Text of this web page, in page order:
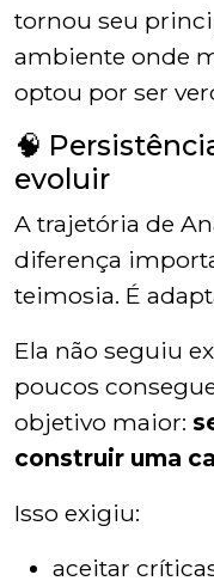
tornou seu
ambiente onde
optou por ser
🧠
evoluir
A trajetória de
diferença
teimosia. É
Ela não seguiu
poucos
objetivo maior:
construir uma
Isso exigiu:
aceitar